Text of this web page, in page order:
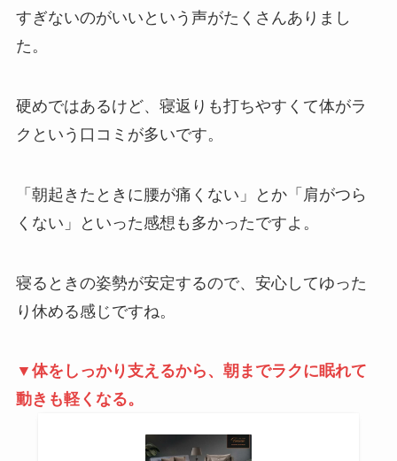
すぎないのがいいという声がたくさんありまし
た。
硬めではあるけど、寝返りも打ちやすくて体がラ
クという口コミが多いです。
「朝起きたときに腰が痛くない」とか「肩がつら
くない」といった感想も多かったですよ。
寝るときの姿勢が安定するので、安心してゆった
り休める感じですね。
▼体をしっかり支えるから、朝までラクに眠れて
動きも軽くなる。